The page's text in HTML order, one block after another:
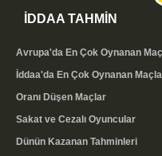
İDDAA TAHMİN
Avrupa'da En Çok Oynanan
İddaa'da En Çok Oynanan
Oranı Düşen Maçlar
Sakat ve Cezalı Oyuncular
Dünün Kazanan Tahminleri